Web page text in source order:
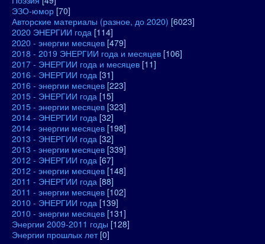
ЭЗО-юмор [70]
Авторские материалы (разное, до 2020) [6023]
2020 ЭНЕРГИИ года [114]
2020 - энергии месяцев [479]
2018 - 2019 ЭНЕРГИИ года и месяцев [106]
2017 - ЭНЕРГИИ года и месяцев [11]
2016 - ЭНЕРГИИ года [31]
2016 - энергии месяцев [223]
2015 - ЭНЕРГИИ года [15]
2015 - энергии месяцев [323]
2014 - ЭНЕРГИИ года [32]
2014 - энергии месяцев [198]
2013 - ЭНЕРГИИ года [32]
2013 - энергии месяцев [339]
2012 - ЭНЕРГИИ года [67]
2012 - энергии месяцев [148]
2011 - ЭНЕРГИИ года [88]
2011 - энергии месяцев [102]
2010 - ЭНЕРГИИ года [139]
2010 - энергии месяцев [131]
Энергии 2009-2011 годы [128]
Энергии прошлых лет [0]